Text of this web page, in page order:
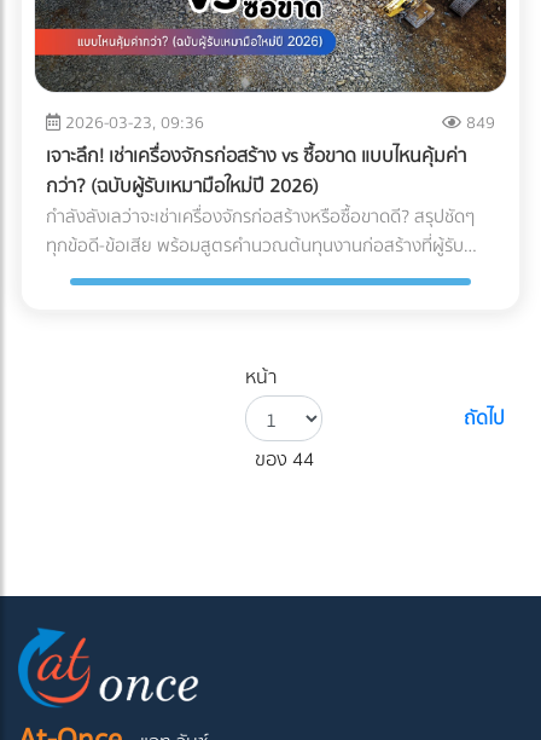
2026-03-23, 09:36 849
เจาะลึก! เช่าเครื่องจักรก่อสร้าง vs ซื้อขาด แบบไหนคุ้มค่า
กว่า? (ฉบับผู้รับเหมามือใหม่ปี 2026)
กำลังลังเลว่าจะเช่าเครื่องจักรก่อสร้างหรือซื้อขาดดี? สรุปชัดๆ
ทุกข้อดี-ข้อเสีย พร้อมสูตรคำนวณต้นทุนงานก่อสร้างที่ผู้รับ
เหมามือใหม่ต้องรู้ก่อนตัดสินใจ!
หน้า
ของ 44
ถัดไป